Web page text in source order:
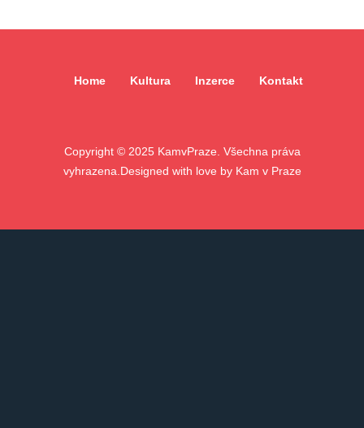
Home Kultura Inzerce Kontakt
Copyright © 2025 KamvPraze. Všechna práva
vyhrazena. Designed with love by Kam v Praze